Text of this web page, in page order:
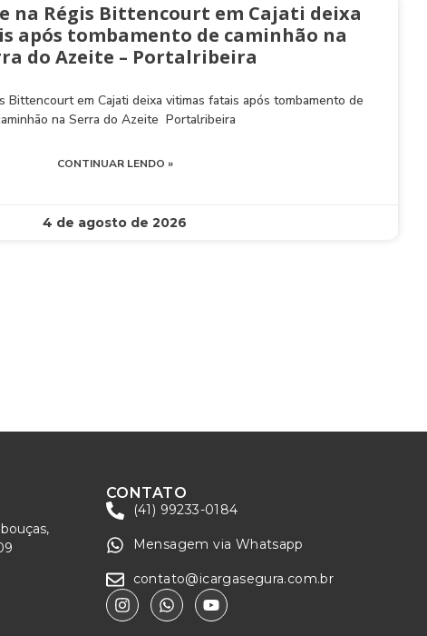
na Régis Bittencourt em Cajati deixa
após tombamento de caminhão na
do Azeite – Portalribeira
Bittencourt em Cajati deixa vitimas fatais após tombamento de
na Serra do Azeite Portalribeira
CONTINUAR LENDO »
4 de agosto de 2026
CONTATO
(41) 99233-0184
Mensagem via Whatsapp
contato@icargasegura.com.br